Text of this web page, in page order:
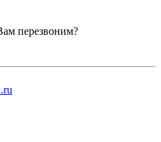
перезвоним?